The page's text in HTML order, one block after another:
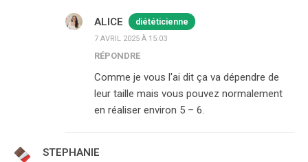
ALICE diététicienne
7 AVRIL 2025 À 15:03
RÉPONDRE
Comme je vous l'ai dit ça va dépendre de
leur taille mais vous pouvez normalement
en réaliser environ 5 – 6.
STEPHANIE